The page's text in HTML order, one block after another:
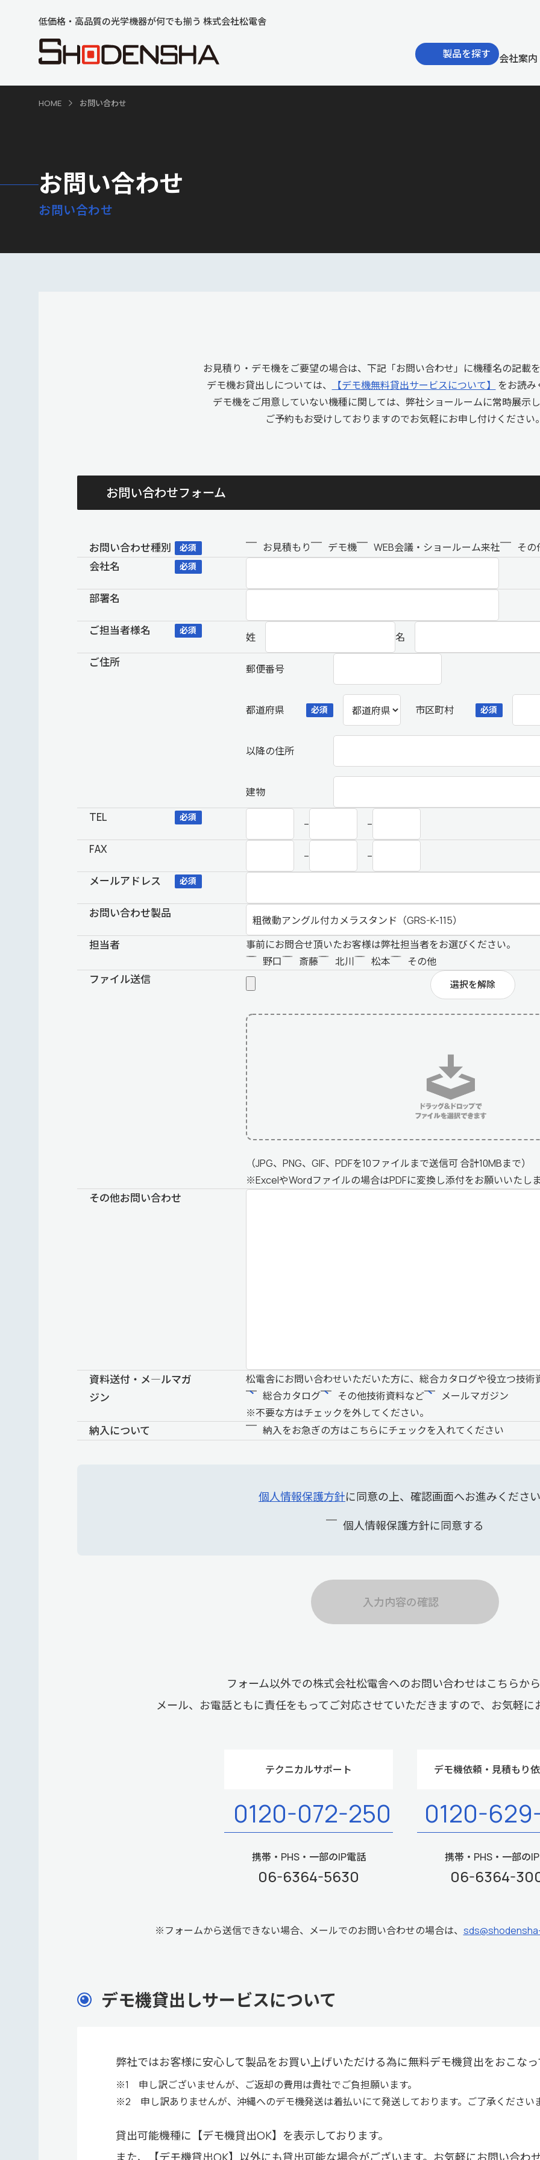
低価格・高品質の光学機器が何でも揃う 株式会社松電舎
製品を探す 会社案内
HOME お問い合わせ
お問い合わせ
お問い合わせ
お見積り・デモ機をご要望の場合は、下記「お問い合わせ」に機種名の記載
デモ機お貸出しについては、
【デモ機無料貸出サービスについて】
をお読
デモ機をご用意していない機種に関しては、弊社ショールームに常時展示
ご予約もお受けしておりますのでお気軽にお申し付けください
お問い合わせフォーム
お問い合わせ種別 必須 お見積もり デモ機 WEB会議・ショールーム来社 その
会社名 必須
部署名
ご担当者様名 必須
姓 名
ご住所 郵便番号
都道府県 必須 市区町村 必須
以降の住所
建物
TEL 必須
– –
FAX – –
メールアドレス 必須
お問い合わせ製品
担当者
事前にお問合せ頂いたお客様は弊社担当者をお選びください。
野口
斎藤 北川 松本 その他
ファイル送信 選択を解除
（JPG、PNG、GIF、PDFを10ファイルまで送信可 合計10MBまで）
※ExcelやWordファイルの場合はPDFに変換し添付をお願いいたし
その他お問い合わせ
資料送付・メ―ルマガ
ジン
松電舎にお問い合わせいただいた方に、総合カタログや役立つ技
総合カタログ
その他技術資料など
メールマガジン
※不要な方はチェックを外してください。
納入について 納入をお急ぎの方はこちらにチェックを入れてください
個人情報保護方針に同意の上、確認画面へお進みくださ
個人情報保護方針に同意する
入力内容の確認
フォーム以外での株式会社松電舎へのお問い合わせはこちらか
メール、お電話ともに責任をもってご対応させていただきますので、お気軽
テクニカルサポート
0120-072-250
携帯・PHS・一部のIP電話
06-6364-5630
デモ機依頼・見積もり
0120-
携帯・PHS・一部の
06-6364-
※フォームから送信できない場合、メールでのお問い合わせの場合は、
デモ機貸出しサービスについて
弊社ではお客様に安心して製品をお買い上げいただける為に無料デモ機貸出をおこな
※1 申し訳ございませんが、ご返却の費用は貴社でご負担願います。
※2 申し訳ありませんが、沖縄へのデモ機発送は着払いにて発送しております。ご了承ください
貸出可能機種に【デモ機貸出OK】を表示しております。
また、【デモ機貸出OK】以外にも貸出可能な場合がございます。お気軽にお問い合わ